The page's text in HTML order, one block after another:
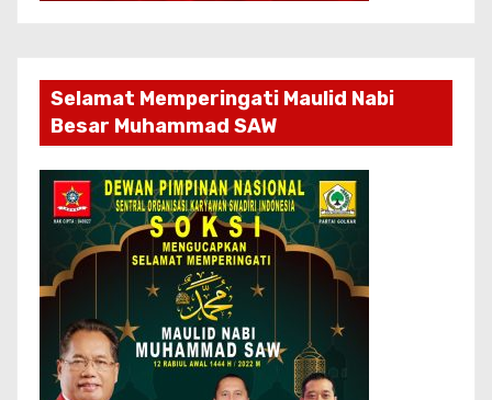
Selamat Memperingati Maulid Nabi
Besar Muhammad SAW